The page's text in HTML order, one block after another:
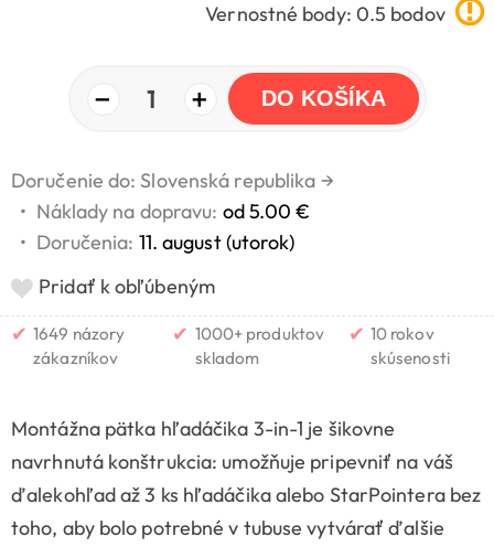
Vernostné body: 0.5 bodov
− 1 + DO KOŠÍKA
Doručenie do: Slovenská republika →
• Náklady na dopravu: od 5.00 €
• Doručenia: 11. august (utorok)
Pridať k obľúbeným
✔ 1649 názory
zákazníkov
✔ 1000+ produktov
skladom
✔ 10 rokov
skúsenosti
Montážna pätka hľadáčika 3-in-1 je šikovne
navrhnutá konštrukcia: umožňuje pripevniť na váš
ďalekohľad až 3 ks hľadáčika alebo StarPointera bez
toho, aby bolo potrebné v tubuse vytvárať ďalšie